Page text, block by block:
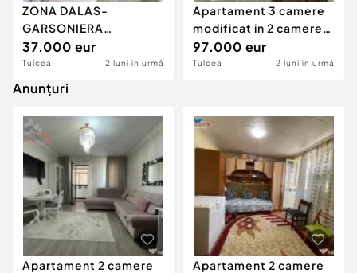
ZONA DALAS-
GARSONIERA
CONFORT 1, ETAJ 1,
MOBILATA SI UTIL
37.000 eur
Tulcea 2 luni în urmă
Apartament 3 camere
modificat in 2 camere
cartier E3
97.000 eur
Tulcea 2 luni în urmă
Anunțuri
Apartament 2 camere
Apartament 2 camere